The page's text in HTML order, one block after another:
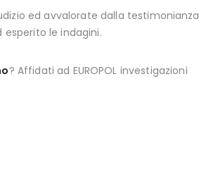
ed avvalorate dalla testimonianza
le indagini.
? Affidati ad EUROPOL investigazioni